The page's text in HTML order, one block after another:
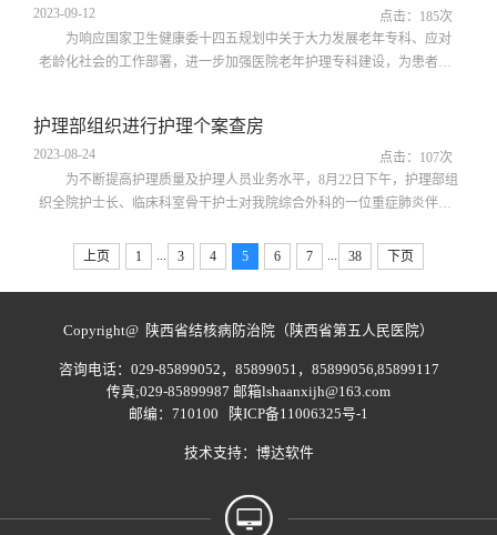
病的发病机制、临床表现。随后，她就结核合并糖尿病患者的饮食要
求、饮食原则、低血糖的应急处理...
2023-09-12 点击： 185次
为响应国家卫生健康委十四五规划中关于大力发展老年专科、应对
老龄化社会的工作部署，进一步加强医院老年护理专科建设，为患者提
护士长及参加本期老年专科护士培训班的33名护理骨干到场。李凤娟主
任详细介绍了本次培训班的课程设置和教学安排，希望学员们能够切实
做到学有所获，用专业知识提升...
护理部组织进行护理个案查房
2023-08-24 点击： 107次
为不断提高护理质量及护理人员业务水平，8月22日下午，护理部组
织全院护士长、临床科室骨干护士对我院综合外科的一位重症肺炎伴气
查房患者的病例资料作了介绍，包括患者的基本情况、现病史、既往史
及诊断、病情进展、诊疗方案等。接下来，她重点对患者主要存在的护
理问题及对应的护理措施进行了详细的汇报，随后和大家分享了气管切
开的适应症、常见并发症处理及...
上页 1 3 4 5 6 7 38 下页
Copyright@ 陕西省结核病防治院（陕西省第五人民医院）
咨询电话：029-85899052，85899051，85899056,85899117
传真;029-85899987 邮箱lshaanxijh@163.com
邮编：710100
陕ICP备11006325号-1
技术支持： 博达软件